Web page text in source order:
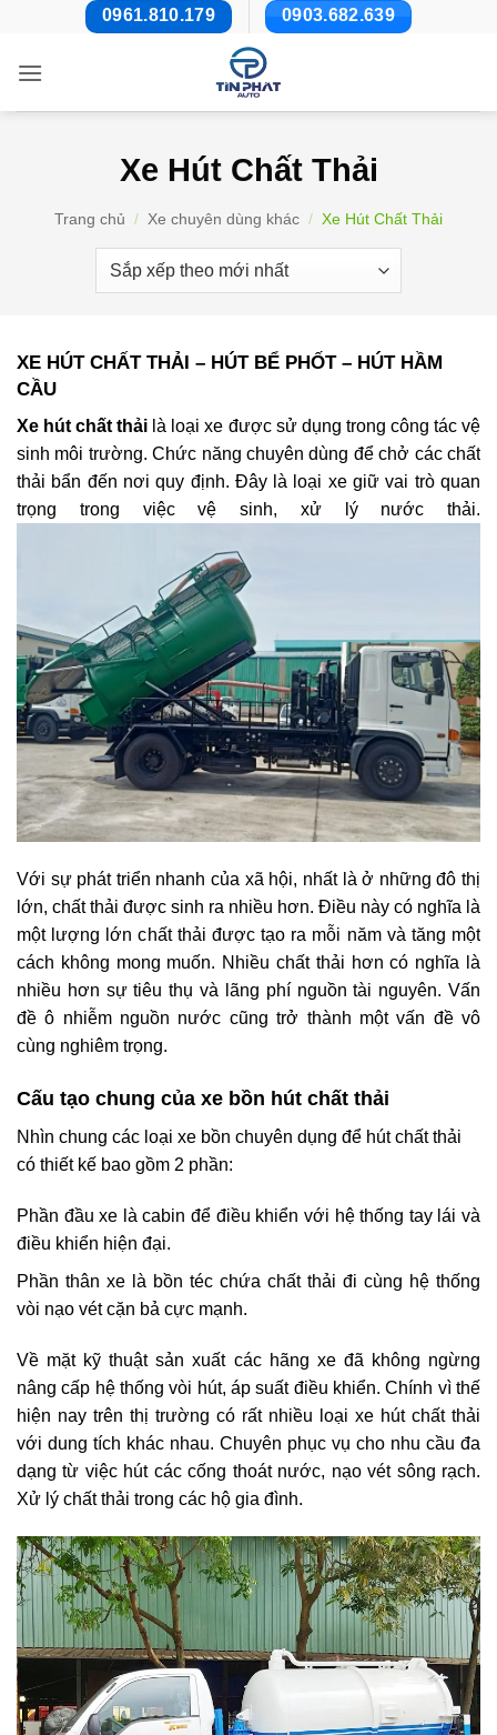
nội
0961.810.179 0903.682.639
Xe Hút Chất Thải
Trang chủ / Xe chuyên dùng khác / Xe Hút Chất Thải
XE HÚT CHẤT THẢI – HÚT BỂ PHỐT – HÚT HẦM
CẦU
Xe hút chất thải là loại xe được sử dụng trong công tác vệ
sinh môi trường. Chức năng chuyên dùng để chở các chất
thải bẩn đến nơi quy định. Đây là loại xe giữ vai trò quan
trọng trong việc vệ sinh, xử lý nước thải.
Với sự phát triển nhanh của xã hội, nhất là ở những đô thị
lớn, chất thải được sinh ra nhiều hơn. Điều này có nghĩa là
một lượng lớn chất thải được tạo ra mỗi năm và tăng một
cách không mong muốn. Nhiều chất thải hơn có nghĩa là
nhiều hơn sự tiêu thụ và lãng phí nguồn tài nguyên. Vấn
đề ô nhiễm nguồn nước cũng trở thành một vấn đề vô
cùng nghiêm trọng.
Cấu tạo chung của xe bồn hút chất thải
Nhìn chung các loại xe bồn chuyên dụng để hút chất thải
có thiết kế bao gồm 2 phần:
Phần đầu xe là cabin để điều khiển với hệ thống tay lái và
điều khiển hiện đại.
Phần thân xe là bồn téc chứa chất thải đi cùng hệ thống
vòi nạo vét cặn bả cực mạnh.
Về mặt kỹ thuật sản xuất các hãng xe đã không ngừng
nâng cấp hệ thống vòi hút, áp suất điều khiển. Chính vì thế
hiện nay trên thị trường có rất nhiều loại xe hút chất thải
với dung tích khác nhau. Chuyên phục vụ cho nhu cầu đa
dạng từ việc hút các cống thoát nước, nạo vét sông rạch.
Xử lý chất thải trong các hộ gia đình.